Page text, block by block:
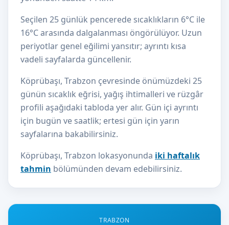
TRABZON
Seçilen 25 günlük pencerede sıcaklıkların 6°C ile
16°C arasında dalgalanması öngörülüyor. Uzun
periyotlar genel eğilimi yansıtır; ayrıntı kısa
vadeli sayfalarda güncellenir.
Köprübaşı, Trabzon çevresinde önümüzdeki 25
günün sıcaklık eğrisi, yağış ihtimalleri ve rüzgâr
profili aşağıdaki tabloda yer alır. Gün içi ayrıntı
için bugün ve saatlik; ertesi gün için yarın
sayfalarına bakabilirsiniz.
Köprübaşı, Trabzon lokasyonunda iki haftalık
tahmin bölümünden devam edebilirsiniz.